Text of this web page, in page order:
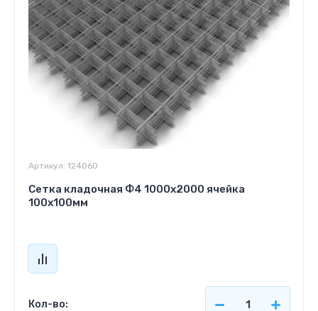
Артикул: 124060
Сетка кладочная Ф4 1000х2000 ячейка
100х100мм
Кол-во: